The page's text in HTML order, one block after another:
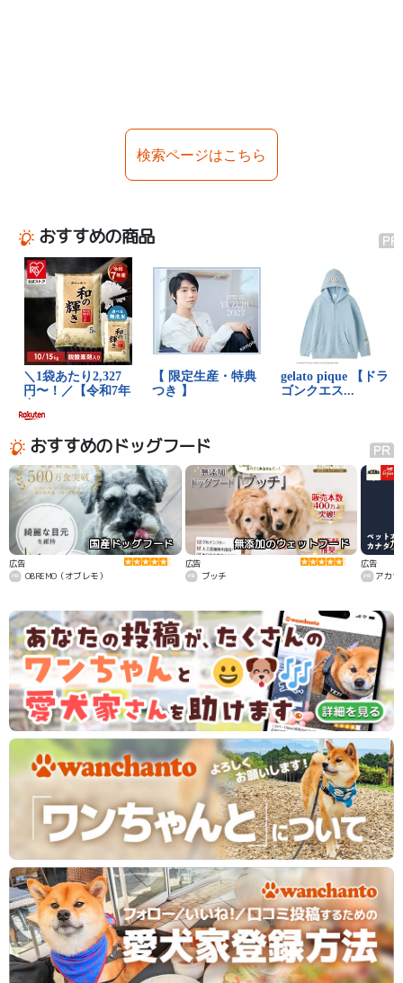
検索ページはこちら
おすすめの商品
おすすめのドッグフード
国産ドッグフード
広告
OBREMO（オブレモ）
無添加のウェットフード
広告
ブッチ
カ
広告
アカ